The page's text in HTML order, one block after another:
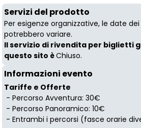
Servizi del prodotto
Per esigenze organizzative, le date
potrebbero variare.
Il servizio di rivendita per biglietti
questo sito èChiuso.
Informazioni evento
Tariffe e Offerte
- Percorso Avventura: 30€
- Percorso Panoramico: 10€
- Entrambi i percorsi (fasce orarie